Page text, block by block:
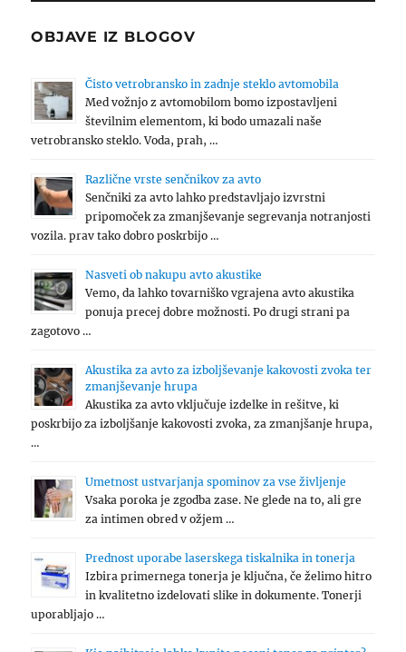
OBJAVE IZ BLOGOV
Čisto vetrobransko in zadnje steklo avtomobila
Med vožnjo z avtomobilom bomo izpostavljeni
številnim elementom, ki bodo umazali naše
vetrobransko steklo. Voda, prah, …
Različne vrste senčnikov za avto
Senčniki za avto lahko predstavljajo izvrstni
pripomoček za zmanjševanje segrevanja notranjosti
vozila. prav tako dobro poskrbijo …
Nasveti ob nakupu avto akustike
Vemo, da lahko tovarniško vgrajena avto akustika
ponuja precej dobre možnosti. Po drugi strani pa
zagotovo …
Akustika za avto za izboljševanje kakovosti zvoka ter
zmanjševanje hrupa
Akustika za avto vključuje izdelke in rešitve, ki
poskrbijo za izboljšanje kakovosti zvoka, za zmanjšanje hrupa,
…
Umetnost ustvarjanja spominov za vse življenje
Vsaka poroka je zgodba zase. Ne glede na to, ali gre
za intimen obred v ožjem …
Prednost uporabe laserskega tiskalnika in tonerja
Izbira primernega tonerja je ključna, če želimo hitro
in kvalitetno izdelovati slike in dokumente. Tonerji
uporabljajo …